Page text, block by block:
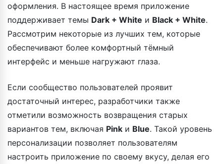
оформления. В настоящее время приложение
поддерживает темы Dark + White и Black + White.
Рассмотрим некоторые из лучших тем, которые
обеспечивают более комфортный тёмный
интерфейс и меньше нагружают глаза.
Если сообщество пользователей проявит
достаточный интерес, разработчики также
отметили возможность возвращения старых
вариантов тем, включая Pink и Blue. Такой уровень
персонализации позволяет пользователям
настроить приложение по своему вкусу, делая его